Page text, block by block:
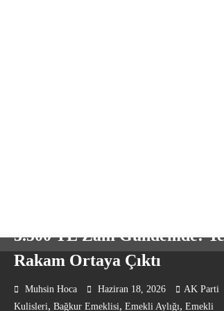
3.500 TL Zam Gündemde:
Rakam Ortaya Çıktı
Muhsin Hoca Haziran 18, 2026
AK Parti
Kulisleri, Bağkur Emeklisi, Emekli Aylığı, Emekli